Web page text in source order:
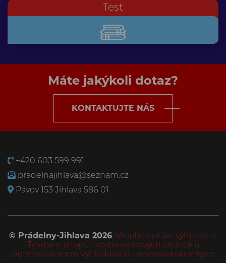
Test
Máte jakýkoli dotaz?
KONTAKTUJTE NÁS
+420 603 599 991
pradelnajihlava@seznam.cz
Pávov 153 Jihlava 586 01
© Prádelny-Jihlava 2026. Všechna práva vyhrazena.
Tvorba e-shopů, tvorba webových stráneka
optimalizace pro vyhledávače - www.webstranky.cz